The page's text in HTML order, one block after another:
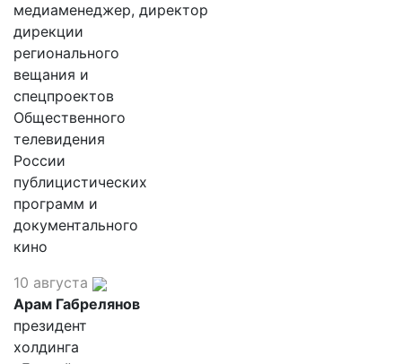
медиаменеджер, директор
дирекции
регионального
вещания и
спецпроектов
Общественного
телевидения
России
публицистических
программ и
документального
кино
10 августа
Арам Габрелянов
президент
холдинга